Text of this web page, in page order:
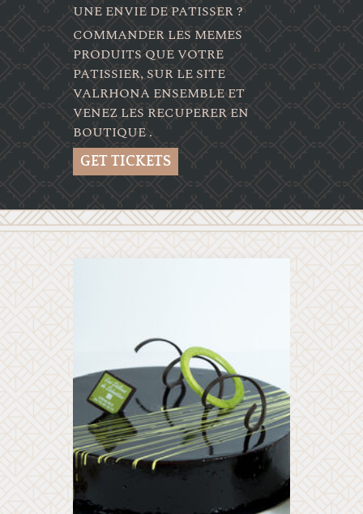
UNE ENVIE DE PATISSER ?
COMMANDER LES MEMES
PRODUITS QUE VOTRE
PATISSIER, SUR LE SITE
VALRHONA ENSEMBLE ET
VENEZ LES RECUPERER EN
BOUTIQUE .
GET TICKETS